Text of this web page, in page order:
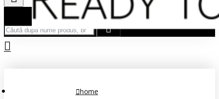
Căută după nume produs, brand...
home